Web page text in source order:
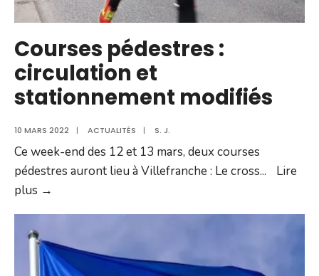
Courses pédestres :
circulation et
stationnement modifiés
10 MARS 2022 | ACTUALITÉS | S. J.
Ce week-end des 12 et 13 mars, deux courses
pédestres auront lieu à Villefranche : Le cross...
Lire
plus →
et
stationnement